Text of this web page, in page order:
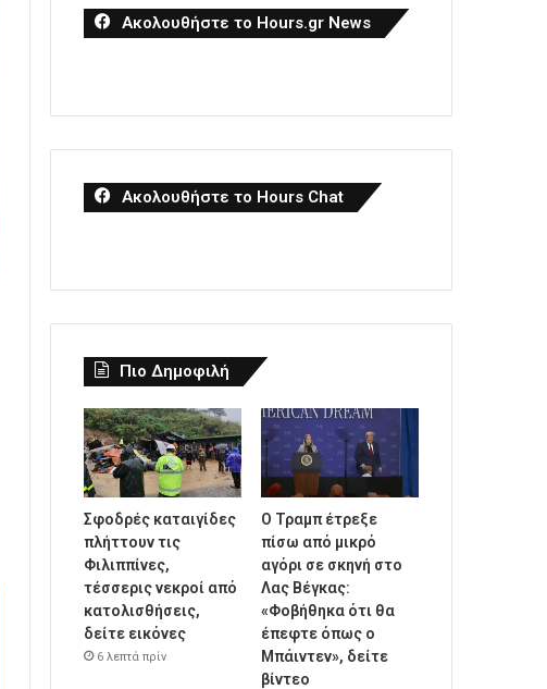
Ακολουθήστε το Hours.gr News
Ακολουθήστε το Hours Chat
Πιο Δημοφιλή
Σφοδρές καταιγίδες
πλήττουν τις
Φιλιππίνες,
τέσσερις νεκροί από
κατολισθήσεις,
δείτε εικόνες
6 λεπτά πρίν
Ο Τραμπ έτρεξε
πίσω από μικρό
αγόρι σε σκηνή στο
Λας Βέγκας:
«Φοβήθηκα ότι θα
έπεφτε όπως ο
Μπάιντεν», δείτε
βίντεο